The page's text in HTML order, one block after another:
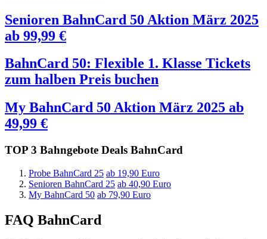
Senioren BahnCard 50 Aktion März 2025
ab 99,99 €
BahnCard 50: Flexible 1. Klasse Tickets
zum halben Preis buchen
My BahnCard 50 Aktion März 2025 ab
49,99 €
TOP 3 Bahngebote Deals BahnCard
Probe BahnCard 25 ab 19,90 Euro
Senioren BahnCard 25 ab 40,90 Euro
My BahnCard 50 ab 79,90 Euro
FAQ BahnCard